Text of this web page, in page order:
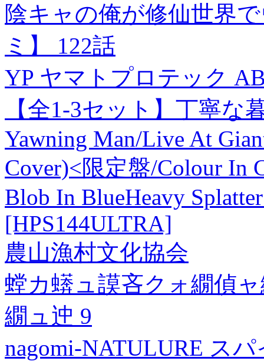
陰キャの俺が修仙世界
ミ】 122話
YP ヤマトプロテック
【全1-3セット】丁寧な
Yawning Man/Live At
Cover)<限定盤/Colour In
Blob In BlueHeavy
[HPS144ULTRA]
農山漁村文化協会
螳カ蠎ュ謨吝クォ繝偵
繝ュ迚 9
nagomi-NATULURE ス